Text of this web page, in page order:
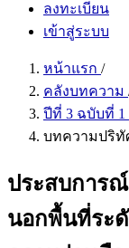
ลงทะเบียน
เข้าสู่ระบบ
หน้าแรก /
คลังบทความ
ปีที่ 3 ฉบับที่ 1
บทความปริทั
ประสบการ
นอกพื้นที่ระ